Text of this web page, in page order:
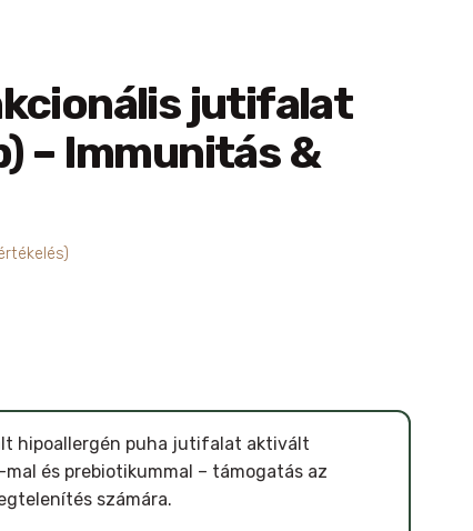
jutifalat
– Immunitás &
hipoallergén puha jutifalat aktivált
és prebiotikummal – támogatás az
számára.